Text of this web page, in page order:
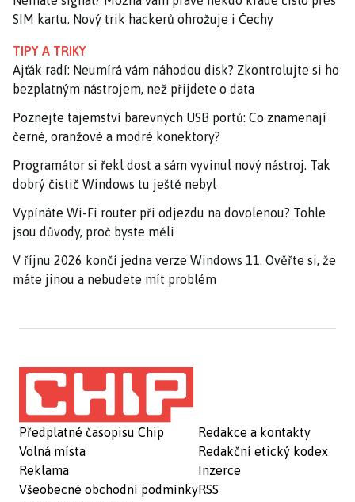
SIM kartu. Nový trik hackerů ohrožuje i Čechy
TIPY A TRIKY
Ajťák radí: Neumírá vám náhodou disk? Zkontrolujte si ho
bezplatným nástrojem, než přijdete o data
Poznejte tajemství barevných USB portů: Co znamenají
černé, oranžové a modré konektory?
Programátor si řekl dost a sám vyvinul nový nástroj. Tak
dobrý čistič Windows tu ještě nebyl
Vypínáte Wi-Fi router při odjezdu na dovolenou? Tohle
jsou důvody, proč byste měli
V říjnu 2026 končí jedna verze Windows 11. Ověřte si, že
máte jinou a nebudete mít problém
Předplatné časopisu Chip
Volná místa
Reklama
Všeobecné obchodní podmínky
Redakce a kontakty
Redakční etický kodex
Inzerce
RSS